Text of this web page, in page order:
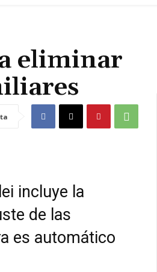
eliminar
incluye la
de las
es automático